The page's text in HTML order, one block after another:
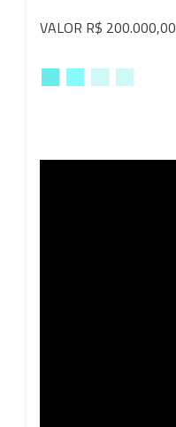
VALOR R$ 200.000,00